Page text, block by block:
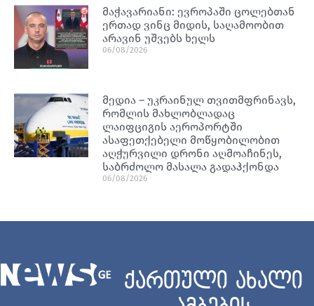
მაჭავარიანი: ევროპაში ცოლებთან
ერთად ვინც მიდის, საღამოობით
არავინ უშვებს ხელს
06/08/2026
მედია – უკრაინულ თვითმფრინავს,
რომლის მახლობლადაც
ლაიფციგის აეროპორტში
ასაფეთქებელი მოწყობილობით
აღჭურვილი დრონი აღმოაჩინეს,
საბრძოლო მასალა გადაჰქონდა
06/08/2026
ქართული ახალი